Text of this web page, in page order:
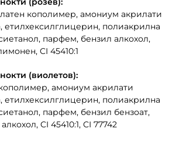
кополимер, амониум акрилати
етилхексилглицерин, полиакрилна
парфем, бензил алкохол,
CI 45410:1
(виолетов):
амониум акрилати
етилхексилглицерин, полиакрилна
парфем, бензил бензоат,
CI 45410:1, CI 77742